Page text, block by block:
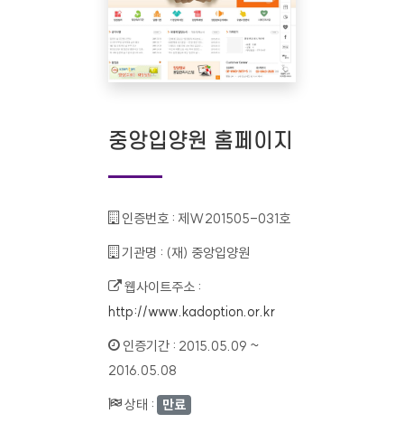
중앙입양원 홈페이지
인증번호 : 제W201505-031호
기관명 : (재) 중앙입양원
웹사이트주소 :
http://www.kadoption.or.kr
인증기간 : 2015.05.09 ~
2016.05.08
상태 : 만료